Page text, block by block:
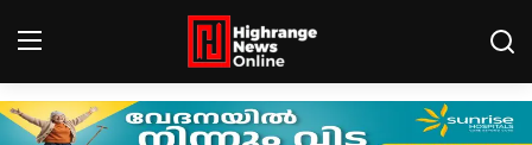
Login Register